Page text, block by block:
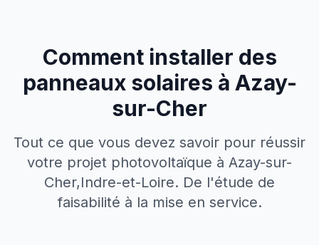
Comment installer des
panneaux solaires à Azay-
sur-Cher
Tout ce que vous devez savoir pour réussir
votre projet photovoltaïque à Azay-sur-
Cher,Indre-et-Loire. De l'étude de
faisabilité à la mise en service.